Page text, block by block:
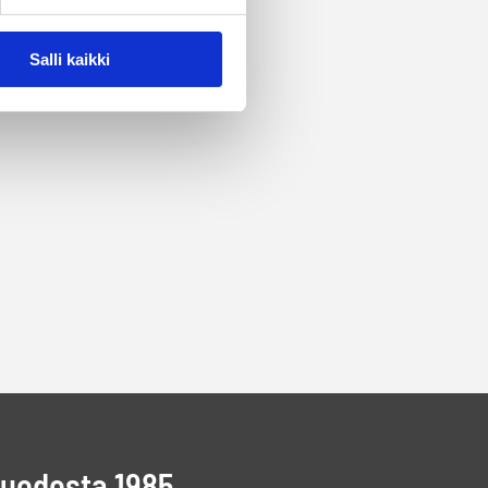
Salli kaikki